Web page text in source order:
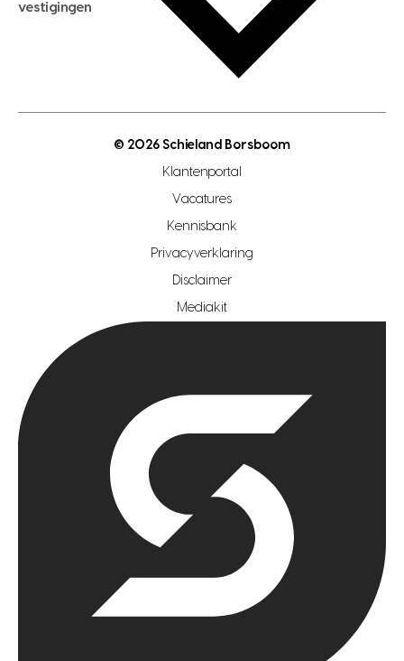
hypotheek bespaarcheck
gratis zoekprofiel aanmaken
open woningwaarde dag
vestigingen
makelaar regio zoetermeer
hypotheekshop regio den haag
hypotheekshop regio rotterdam
© 2026 Schieland Borsboom
Klantenportal
Vacatures
Kennisbank
Privacyverklaring
Disclaimer
Mediakit